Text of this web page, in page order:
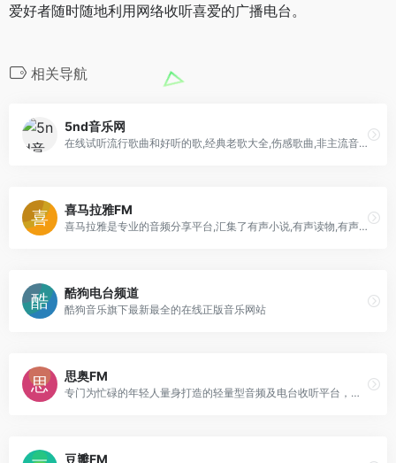
爱好者随时随地利用网络收听喜爱的广播电台。
相关导航
5nd音乐网
在线试听流行歌曲和好听的歌,经典老歌大全,伤感歌曲,非主流音乐,好听的英文歌曲,儿童歌曲,网络歌曲,最新歌曲下载,下歌曲听音乐
喜马拉雅FM
喜马拉雅是专业的音频分享平台,汇集了有声小说,有声读物,有声书,FM电台,儿童睡前故事,相声小品,鬼故事等数亿条音频,超过6亿用户选择的网络电台,随时随地,听我想听。
酷狗电台频道
酷狗音乐旗下最新最全的在线正版音乐网站
思奥FM
专门为忙碌的年轻人量身打造的轻量型音频及电台收听平台，内容包括全球主流电台流媒体以及各种风格流派的音乐电台播放收听服务。
豆瓣FM